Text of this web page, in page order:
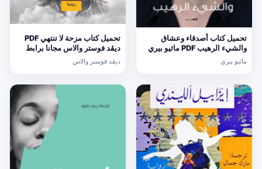
تحميل كتاب أصدقاء وعشاق
والشيء الرهيب PDF ماثيو بيري
مجانا برابط مباشر
ماثيو بيري
تحميل كتاب مزحة لا تنتهي PDF
ديڤد فوستر والاس مجانا برابط
مباشر
ديڤد فوستر والاس